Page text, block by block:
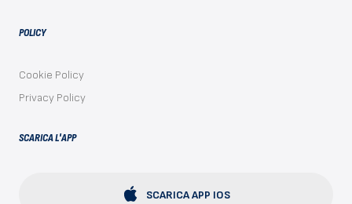
POLICY
Cookie Policy
Privacy Policy
SCARICA L'APP
SCARICA APP IOS